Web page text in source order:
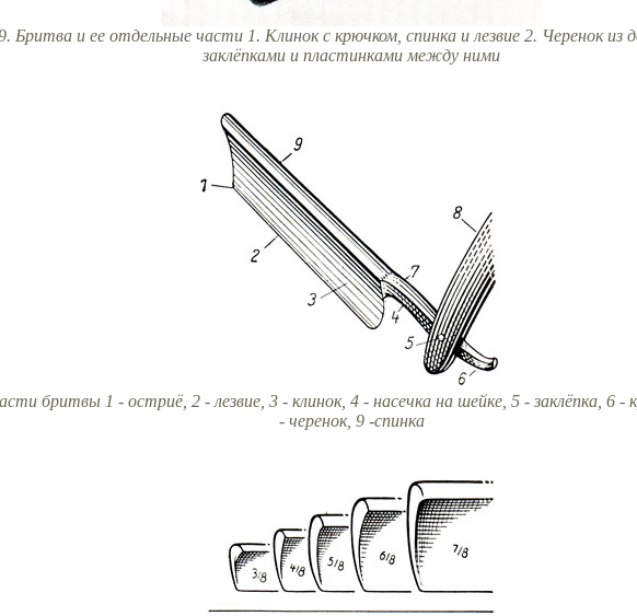
Бритва и ее отдельные части 1. Клинок с крючком, спинка и лезвие 2. Черенок из
заклёпками и пластинками между ними
бритвы 1 - остриё, 2 - лезвие, 3 - клинок, 4 - насечка на шейке, 5 - заклёпка, 6 -
- черенок, 9 -спинка